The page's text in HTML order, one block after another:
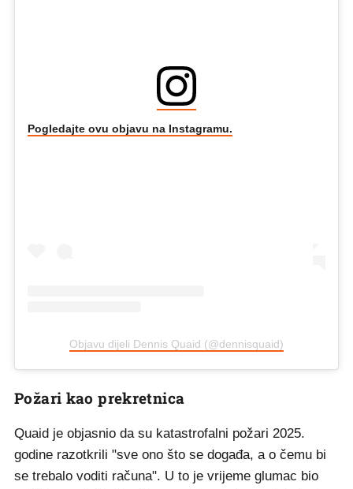
Pogledajte ovu objavu na Instagramu.
Objavu dijeli Dennis Quaid (@dennisquaid)
Požari kao prekretnica
Quaid je objasnio da su katastrofalni požari 2025.
godine razotkrili "sve ono što se događa, a o čemu bi
se trebalo voditi računa". U to je vrijeme glumac bio